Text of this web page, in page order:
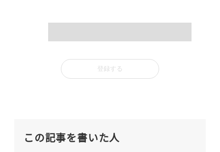
この記事を書いた人